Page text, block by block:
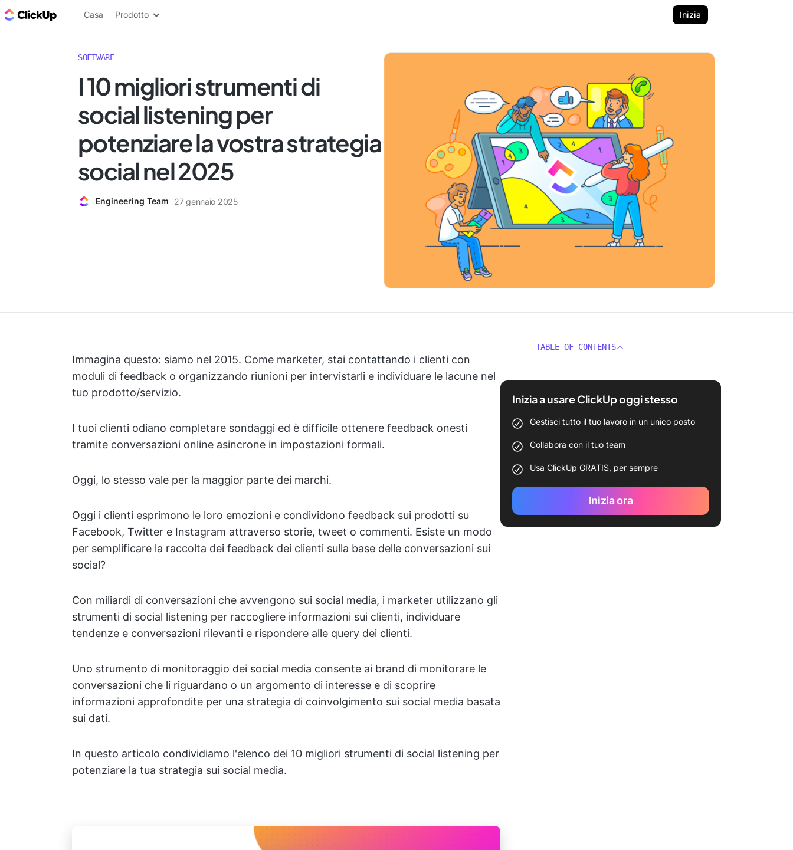
Blog di ClickUp
Casa Prodotto Inizia
SOFTWARE
I 10 migliori strumenti di
social listening per
potenziare la vostra strategia
social nel 2025
Engineering Team 27 gennaio 2025
Immagina questo: siamo nel 2015. Come marketer, stai contattando i clienti con
moduli di feedback o organizzando riunioni per intervistarli e individuare le lacune nel
tuo prodotto/servizio.
I tuoi clienti odiano completare sondaggi ed è difficile ottenere feedback onesti
tramite conversazioni online asincrone in impostazioni formali.
Oggi, lo stesso vale per la maggior parte dei marchi.
Oggi i clienti esprimono le loro emozioni e condividono feedback sui prodotti su
Facebook, Twitter e Instagram attraverso storie, tweet o commenti. Esiste un modo
per semplificare la raccolta dei feedback dei clienti sulla base delle conversazioni sui
social?
Con miliardi di conversazioni che avvengono sui social media, i marketer utilizzano gli
strumenti di social listening per raccogliere informazioni sui clienti, individuare
tendenze e conversazioni rilevanti e rispondere alle query dei clienti.
Uno strumento di monitoraggio dei social media consente ai brand di monitorare le
conversazioni che li riguardano o un argomento di interesse e di scoprire
informazioni approfondite per una strategia di coinvolgimento sui social media basata
sui dati.
In questo articolo condividiamo l'elenco dei 10 migliori strumenti di social listening per
potenziare la tua strategia sui social media.
TABLE OF CONTENTS
Inizia a usare ClickUp oggi stesso
Gestisci tutto il tuo lavoro in un unico posto
Collabora con il tuo team
Usa ClickUp GRATIS, per sempre
Inizia ora